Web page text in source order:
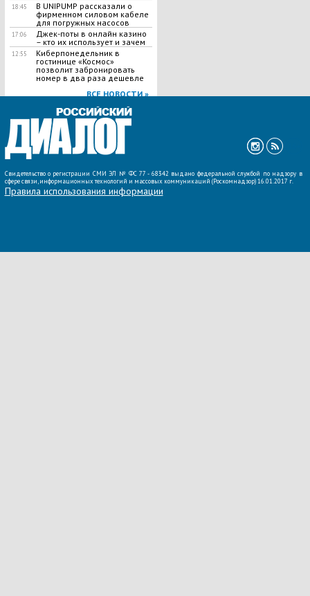
18:45
В UNIPUMP рассказали о
фирменном силовом кабеле
для погружных насосов
17:06
Джек-поты в онлайн казино
– кто их использует и зачем
12:55
Киберпонедельник в
гостинице «Космос»
позволит забронировать
номер в два раза дешевле
ВСЕ НОВОСТИ »
Свидетельство о регистрации СМИ ЭЛ № ФС 77 - 68342 выдано федеральной службой по надзору в
сфере связи, информационных технологий и массовых коммуникаций (Роскомнадзор) 16.01.2017 г.
Правила использования информации